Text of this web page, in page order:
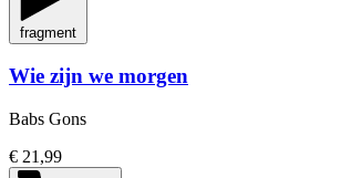
fragment
Wie zijn we morgen
Babs Gons
€ 21,99